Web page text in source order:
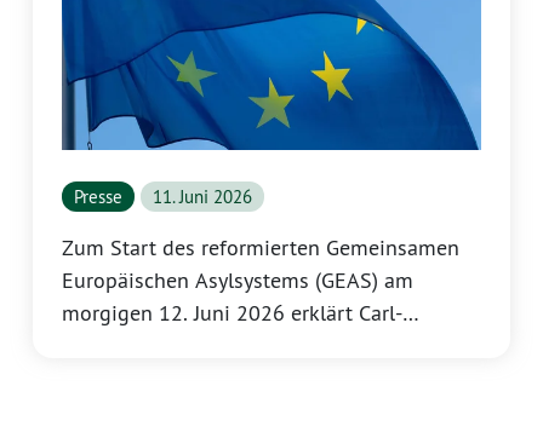
Presse 11. Juni 2026
Zum Start des reformierten Gemeinsamen
Europäischen Asylsystems (GEAS) am
morgigen 12. Juni 2026 erklärt Carl-